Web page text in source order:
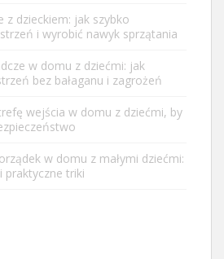
z dzieckiem: jak szybko
i wyrobić nawyk sprzątania
w domu z dziećmi: jak
bez bałaganu i zagrożeń
wejścia w domu z dziećmi, by
w domu z małymi dziećmi:
praktyczne triki